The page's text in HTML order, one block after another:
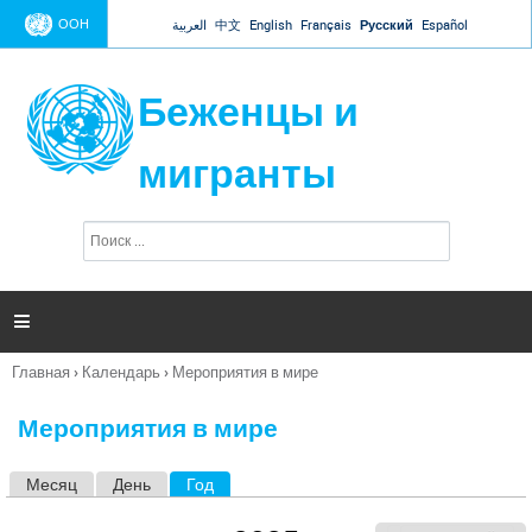
Jump to navigation
ООН العربية 中文 English Français Русский Español
Беженцы и
мигранты
п
и

Вы
Главная › Календарь › Мероприятия в мире
Мероприятия в мире
Месяц День Год